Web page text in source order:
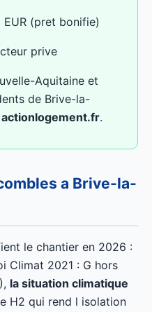
(pret bonifie)
prive
Aquitaine et
de Brive-la-
actionlogement.fr.
a Brive-la-
le chantier en 2026 :
Climat 2021 : G hors
la situation climatique
H2 qui rend l isolation